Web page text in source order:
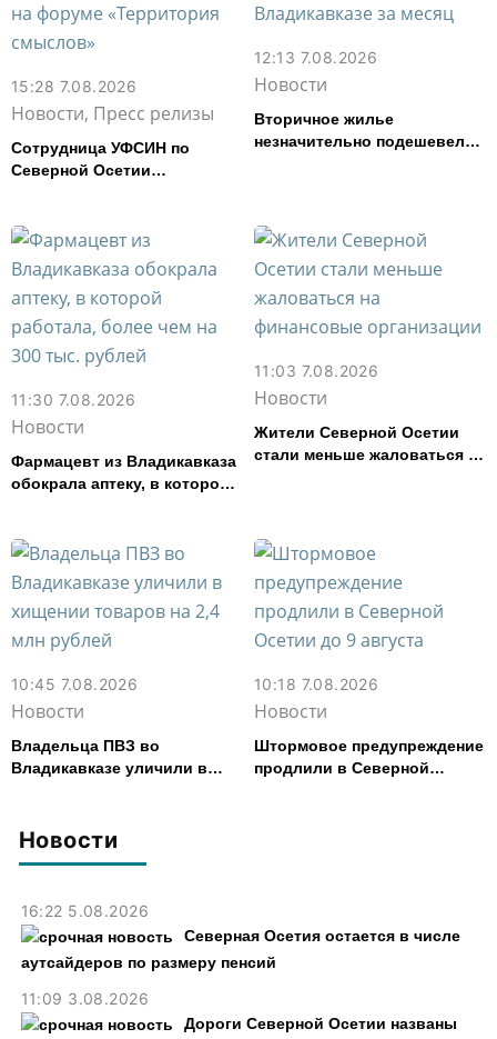
Новости
16:22 5.08.2026
Северная Осетия остается в числе
аутсайдеров по размеру пенсий
11:09 3.08.2026
Дороги Северной Осетии названы
15:28 7.08.2026
Новости, Пресс релизы
Сотрудница УФСИН по
Северной Осетии
смыслов»
12:13 7.08.2026
Новости
Вторичное жилье
незначительно подешевело
11:30 7.08.2026
Новости
Фармацевт из Владикавказа
обокрала аптеку, в которой
11:03 7.08.2026
Новости
Жители Северной Осетии
стали меньше жаловаться на
10:45 7.08.2026
Новости
Владельца ПВЗ во
Владикавказе уличили в
10:18 7.08.2026
Новости
Штормовое предупреждение
продлили в Северной